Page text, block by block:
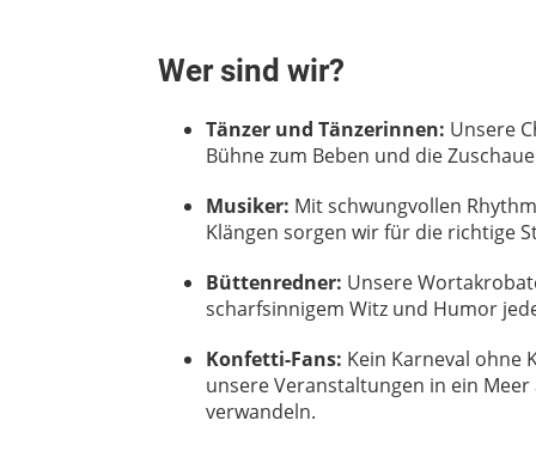
Wer sind wir?
Tänzer und Tänzerinnen: Unsere
Bühne zum Beben und die
Musiker: Mit schwungvollen
Klängen sorgen wir für die richtige
Büttenredner: Unsere
scharfsinnigem Witz und Humor
Konfetti-Fans: Kein Karneval ohne
unsere Veranstaltungen in ein
verwandeln.